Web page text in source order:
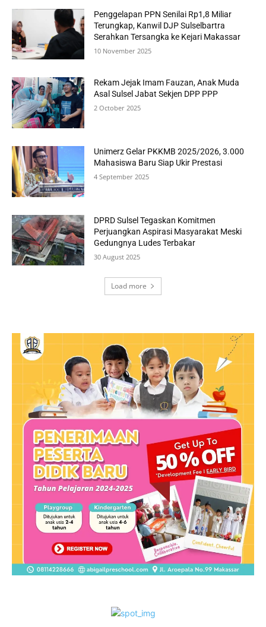
Penggelapan PPN Senilai Rp1,8 Miliar
Terungkap, Kanwil DJP Sulselbartra
Serahkan Tersangka ke Kejari Makassar
10 November 2025
Rekam Jejak Imam Fauzan, Anak Muda
Asal Sulsel Jabat Sekjen DPP PPP
2 October 2025
Unimerz Gelar PKKMB 2025/2026, 3.000
Mahasiswa Baru Siap Ukir Prestasi
4 September 2025
DPRD Sulsel Tegaskan Komitmen
Perjuangkan Aspirasi Masyarakat Meski
Gedungnya Ludes Terbakar
30 August 2025
Load more